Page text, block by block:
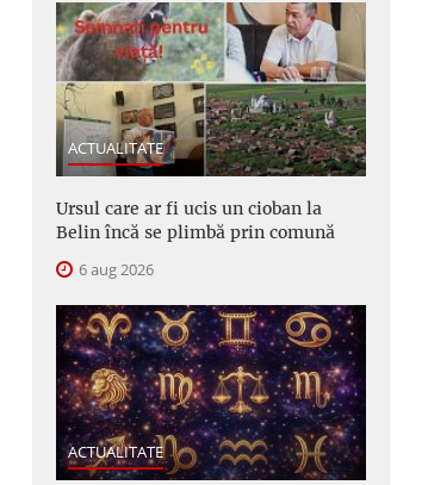
ACTUALITATE
Ursul care ar fi ucis un cioban la
Belin încă se plimbă prin comună
6 aug 2026
ACTUALITATE